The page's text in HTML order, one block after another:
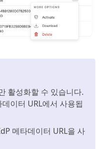
활성화할 수 있습니다.
이터 URL에서 사용됩
메타데이터 URL을 사